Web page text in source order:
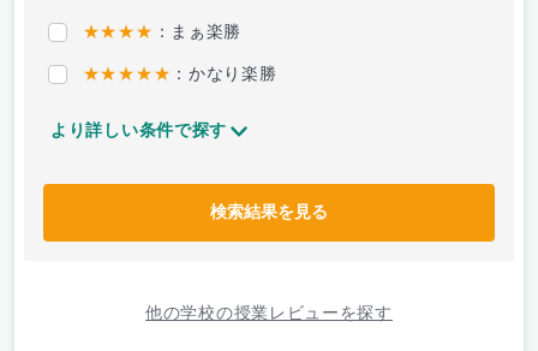
★★★★ ：まぁ楽勝
★★★★★ ：かなり楽勝
より詳しい条件で探す
検索結果を見る
他の学校の授業レビューを探す